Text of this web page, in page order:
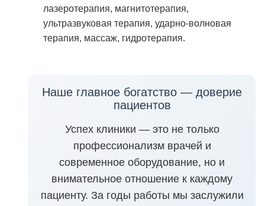
лазеротерапия, магнитотерапия,
ультразвуковая терапия, ударно‑волновая
терапия, массаж, гидротерапия.
Наше главное богатство — доверие
пациентов
Успех клиники — это не только
профессионализм врачей и
современное оборудование, но и
внимательное отношение к каждому
пациенту. За годы работы мы заслужили